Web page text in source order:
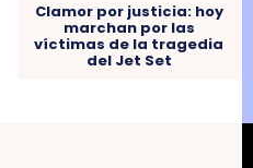
Clamor por justicia: hoy
marchan por las
víctimas de la tragedia
del Jet Set